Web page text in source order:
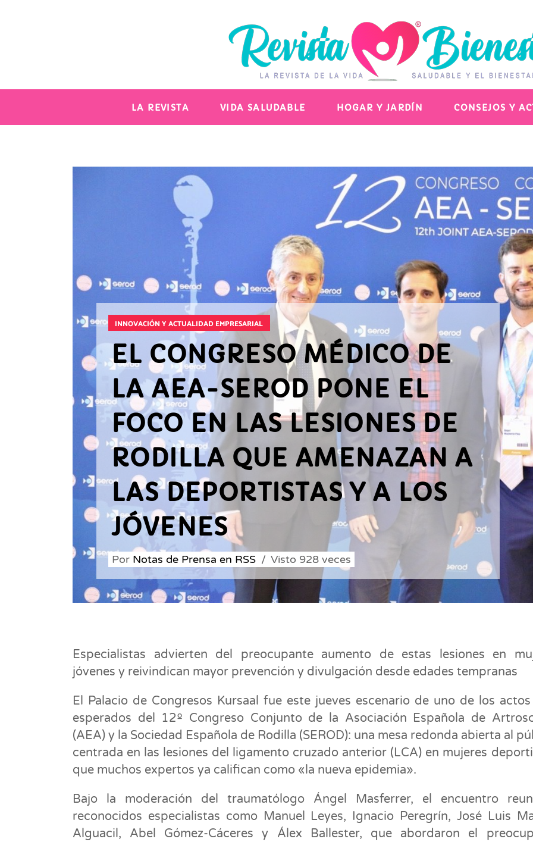
LA REVISTA VIDA SALUDABLE HOGAR Y JARDÍN CONSEJOS Y
INNOVACIÓN Y ACTUALIDAD EMPRESARIAL
EL CONGRESO MÉDICO DE
LA AEA-SEROD PONE EL
FOCO EN LAS LESIONES DE
RODILLA QUE AMENAZAN A
LAS DEPORTISTAS Y A LOS
JÓVENES
Por Notas de Prensa en RSS Visto 928 veces
Especialistas advierten del preocupante aumento de estas lesiones en
jóvenes y reivindican mayor prevención y divulgación desde edades tempranas
El Palacio de Congresos Kursaal fue este jueves escenario de uno de los actos
esperados del 12º Congreso Conjunto de la Asociación Española de
(AEA) y la Sociedad Española de Rodilla (SEROD): una mesa redonda abierta al
centrada en las lesiones del ligamento cruzado anterior (LCA) en mujeres
que muchos expertos ya califican como «la nueva epidemia».
Bajo la moderación del traumatólogo Ángel Masferrer, el encuentro
reconocidos especialistas como Manuel Leyes, Ignacio Peregrín, José Luis
Alguacil, Abel Gómez-Cáceres y Álex Ballester, que abordaron el